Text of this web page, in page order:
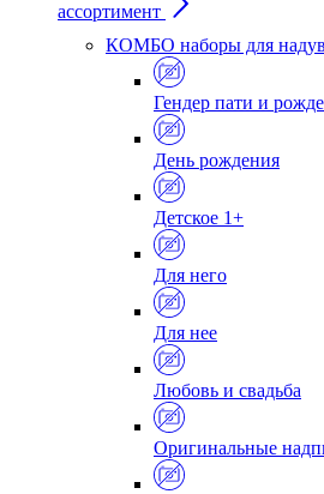
ассортимент
КОМБО наборы для
Гендер пати и
День рождения
Детское 1+
Для него
Для нее
Любовь и свадьба
Оригинальные